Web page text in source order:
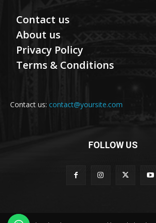
Contact us
About us
Privacy Policy
Terms & Conditions
Contact us: contact@yoursite.com
FOLLOW US